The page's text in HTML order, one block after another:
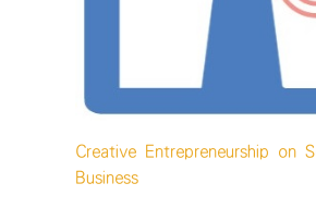
Creative Entrepreneurship on
Business